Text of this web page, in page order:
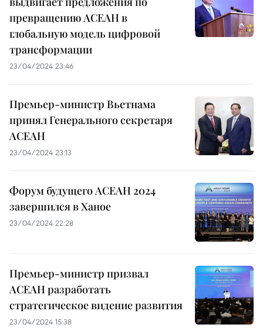
превращению АСЕАН в
глобальную модель цифровой
трансформации
23/04/2024 23:46
Премьер-министр Вьетнама
принял Генерального секретаря
АСЕАН
23/04/2024 23:13
Форум будущего АСЕАН 2024
завершился в Ханое
23/04/2024 22:28
Премьер-министр призвал
АСЕАН разработать
стратегическое видение развития
23/04/2024 15:38